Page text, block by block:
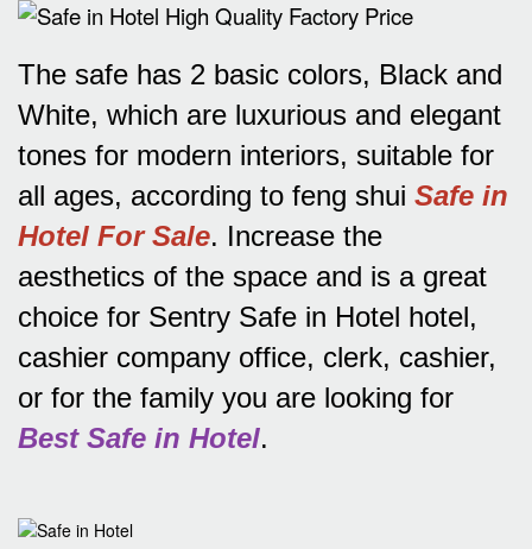
The safe has 2 basic colors, Black and
White, which are luxurious and elegant
tones for modern interiors, suitable for
all ages, according to feng shui Safe in
Hotel For Sale. Increase the
aesthetics of the space and is a great
choice for Sentry Safe in Hotel hotel,
cashier company office, clerk, cashier,
or for the family you are looking for
Best Safe in Hotel.